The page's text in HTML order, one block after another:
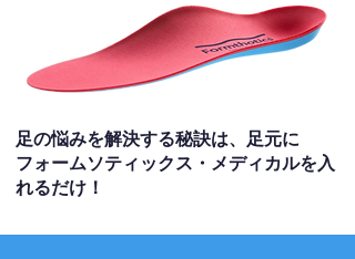
足の悩みを解決する秘訣は、足元に
フォームソティックス・メディカルを入
れるだけ！